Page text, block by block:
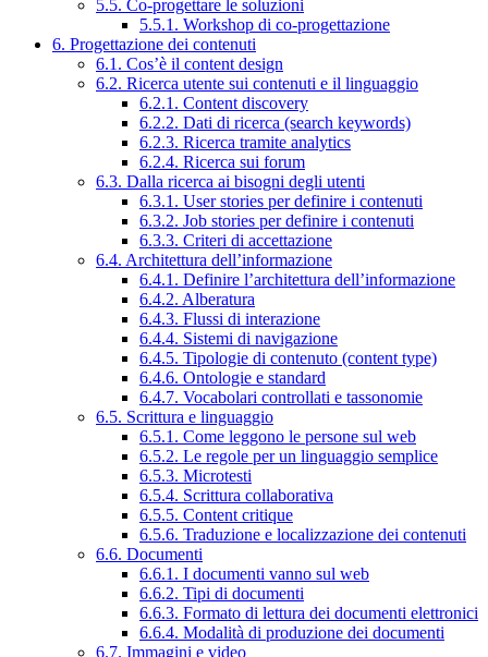
5.5. Co-progettare le soluzioni
5.5.1. Workshop di co-progettazione
6. Progettazione dei contenuti
6.1. Cos’è il content design
6.2. Ricerca utente sui contenuti e il linguaggio
6.2.1. Content discovery
6.2.2. Dati di ricerca (search keywords)
6.2.3. Ricerca tramite analytics
6.2.4. Ricerca sui forum
6.3. Dalla ricerca ai bisogni degli utenti
6.3.1. User stories per definire i contenuti
6.3.2. Job stories per definire i contenuti
6.3.3. Criteri di accettazione
6.4. Architettura dell’informazione
6.4.1. Definire l’architettura dell’informazione
6.4.2. Alberatura
6.4.3. Flussi di interazione
6.4.4. Sistemi di navigazione
6.4.5. Tipologie di contenuto (content type)
6.4.6. Ontologie e standard
6.4.7. Vocabolari controllati e tassonomie
6.5. Scrittura e linguaggio
6.5.1. Come leggono le persone sul web
6.5.2. Le regole per un linguaggio semplice
6.5.3. Microtesti
6.5.4. Scrittura collaborativa
6.5.5. Content critique
6.5.6. Traduzione e localizzazione dei contenuti
6.6. Documenti
6.6.1. I documenti vanno sul web
6.6.2. Tipi di documenti
6.6.3. Formato di lettura dei documenti elettronici
6.6.4. Modalità di produzione dei documenti
6.7. Immagini e video